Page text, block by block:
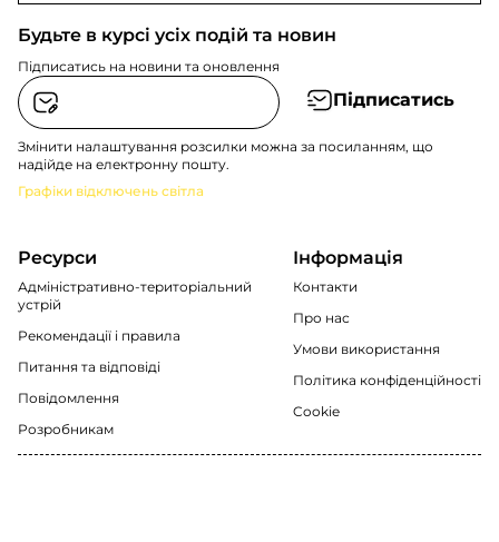
Будьте в курсі усіх подій та новин
Підписатись на новини та оновлення
Підписатись
Змінити налаштування розсилки можна за посиланням, що
надійде на електронну пошту.
Графіки відключень світла
Ресурси
Адміністративно-територіальний
устрій
Рекомендації i правила
Питання та відповіді
Повідомлення
Розробникам
Інформація
Контакти
Про нас
Умови використання
Політика конфіденційності
Cookie